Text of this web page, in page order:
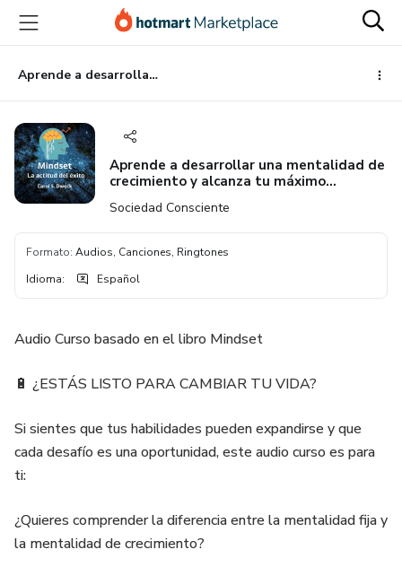
principal
página
de
página
Aprende a desarrollar una mentalidad de crecimiento y alcanza tu máximo potencial
Aprende a desarrollar una mentalidad de
crecimiento y alcanza tu máximo
Sociedad Consciente
Formato: Audios, Canciones, Ringtones
Idioma: Español
Audio Curso basado en el libro Mindset
🔋 ¿ESTÁS LISTO PARA CAMBIAR TU VIDA?
Si sientes que tus habilidades pueden expandirse y que
cada desafío es una oportunidad, este audio curso es para
ti:
¿Quieres comprender la diferencia entre la mentalidad fija y
la mentalidad de crecimiento?